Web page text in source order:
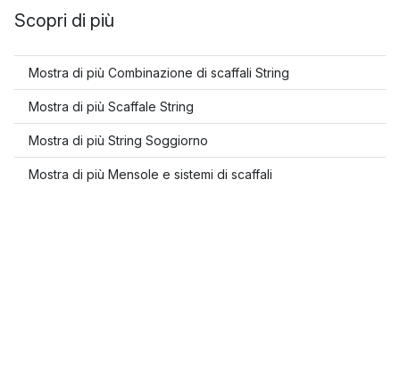
Scopri di più
Mostra di più Combinazione di scaffali String
Mostra di più Scaffale String
Mostra di più String Soggiorno
Mostra di più Mensole e sistemi di scaffali